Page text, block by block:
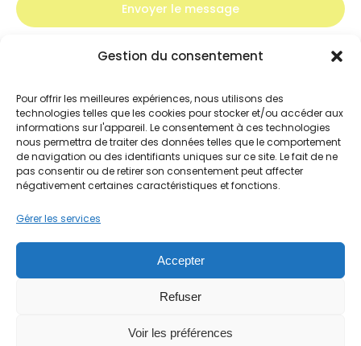
Gestion du consentement
Pour offrir les meilleures expériences, nous utilisons des
technologies telles que les cookies pour stocker et/ou accéder aux
informations sur l'appareil. Le consentement à ces technologies
nous permettra de traiter des données telles que le comportement
de navigation ou des identifiants uniques sur ce site. Le fait de ne
pas consentir ou de retirer son consentement peut affecter
négativement certaines caractéristiques et fonctions.
Gérer les services
Accepter
Refuser
Voir les préférences
Envoyer le message
15 Rue Fernand Forest, 63540 ROMAGNAT
contact@sassadourny.fr